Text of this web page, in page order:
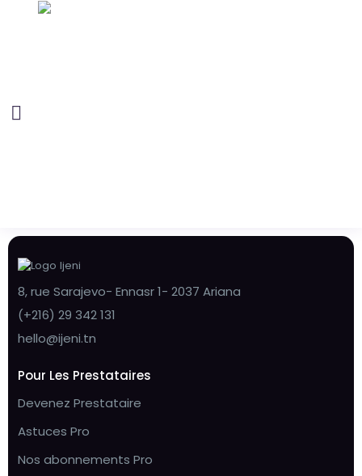
8, rue Sarajevo- Ennasr 1- 2037 Ariana
(+216) 29 342 131
hello@ijeni.tn
Pour Les Prestataires
Devenez Prestataire
Astuces Pro
Nos abonnements Pro